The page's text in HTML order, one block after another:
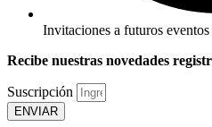
Invitaciones a futuros eventos
Recibe nuestras novedades
Suscripción
ENVIAR